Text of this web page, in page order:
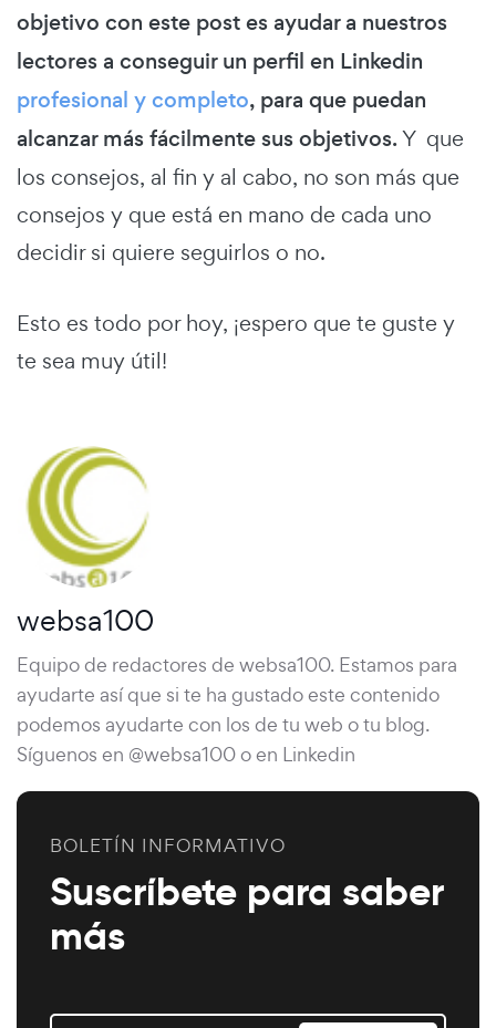
objetivo con este post es ayudar a nuestros
lectores a conseguir un perfil en Linkedin
profesional y completo, para que puedan
alcanzar más fácilmente sus objetivos.Y que
los consejos, al fin y al cabo, no son más que
consejos y que está en mano de cada uno
decidir si quiere seguirlos o no.
Esto es todo por hoy, ¡espero que te guste y
te sea muy útil!
websa100
Equipo de redactores de websa100. Estamos para
ayudarte así que si te ha gustado este contenido
podemos ayudarte con los de tu web o tu blog.
Síguenos en @websa100 o en Linkedin
BOLETÍN INFORMATIVO
Suscríbete para saber
más